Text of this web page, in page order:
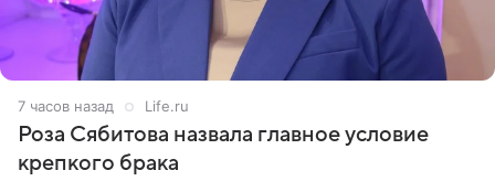
7 часов назад Life.ru
Роза Сябитова назвала главное условие
крепкого брака